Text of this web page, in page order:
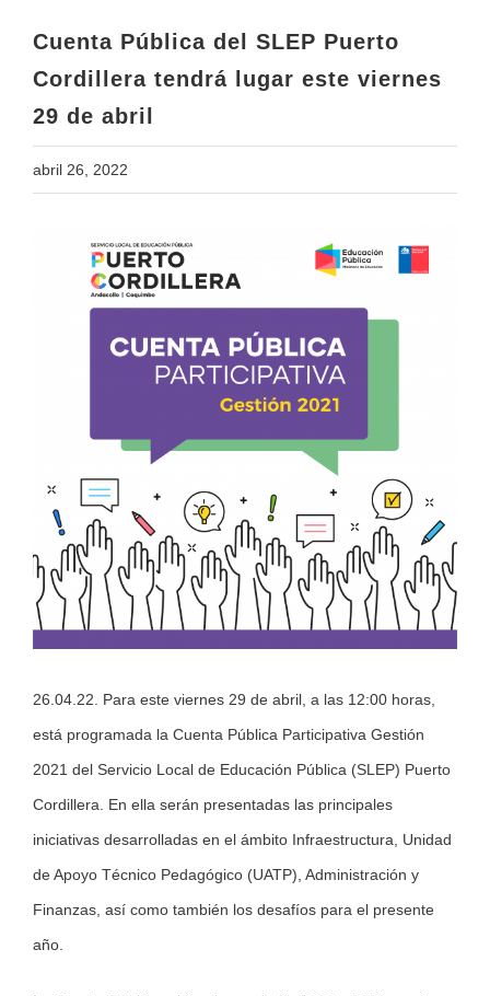
Cuenta Pública del SLEP Puerto
Cordillera tendrá lugar este viernes
29 de abril
abril 26, 2022
26.04.22. Para este viernes 29 de abril, a las 12:00 horas,
está programada la Cuenta Pública Participativa Gestión
2021 del Servicio Local de Educación Pública (SLEP) Puerto
Cordillera. En ella serán presentadas las principales
iniciativas desarrolladas en el ámbito Infraestructura, Unidad
de Apoyo Técnico Pedagógico (UATP), Administración y
Finanzas, así como también los desafíos para el presente
año.